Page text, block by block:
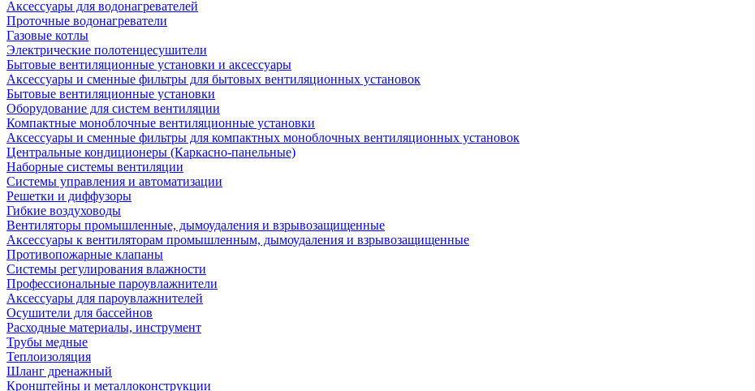
Аксессуары для водонагревателей
Проточные водонагреватели
Газовые котлы
Электрические полотенцесушители
Бытовые вентиляционные установки и аксессуары
Аксессуары и сменные фильтры для бытовых вентиляционных установок
Бытовые вентиляционные установки
Оборудование для систем вентиляции
Компактные моноблочные вентиляционные установки
Аксессуары и сменные фильтры для компактных моноблочных вентиляционных установок
Центральные кондиционеры (Каркасно-панельные)
Наборные системы вентиляции
Системы управления и автоматизации
Решетки и диффузоры
Гибкие воздуховоды
Вентиляторы промышленные, дымоудаления и взрывозащищенные
Аксессуары к вентиляторам промышленным, дымоудаления и взрывозащищенные
Противопожарные клапаны
Системы регулирования влажности
Профессиональные пароувлажнители
Аксессуары для пароувлажнителей
Осушители для бассейнов
Расходные материалы, инструмент
Трубы медные
Теплоизоляция
Шланг дренажный
Кронштейны и металлоконструкции